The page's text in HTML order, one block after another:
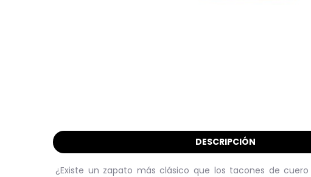
DESCRIPCIÓN
¿Existe un zapato más clásico que los tacones de